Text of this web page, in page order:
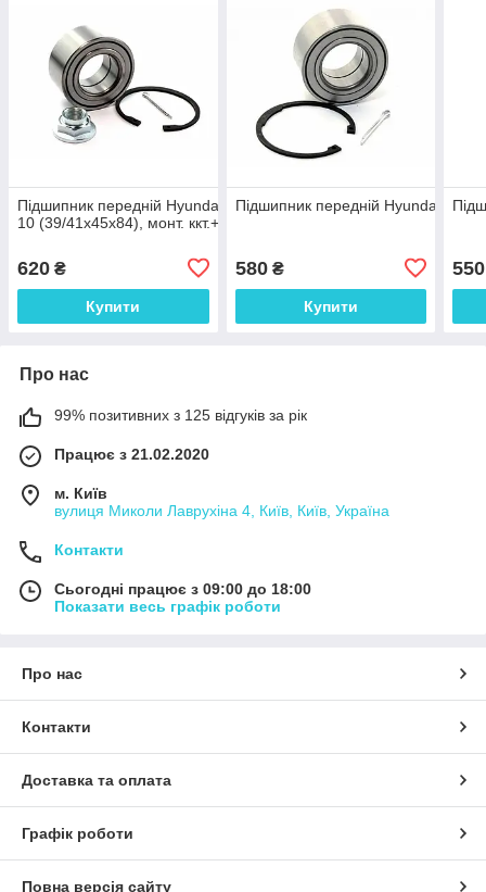
Підшипник передній Hyundai Santa Fe I, Tucson I, I40, Ix35,
10 (39/41x45x84), монт. ккт.+
620 ₴
Купити
Підшипник передній Hyundai
580₴
Купити
550
Про нас
99% позитивних з 125 відгуків за рік
Працює з 21.02.2020
м. Київ
вулиця Миколи Лаврухіна 4, Київ, Київ, Україна
Контакти
Сьогодні працює з 09:00 до 18:00
Показати весь графік роботи
Про нас
Контакти
Доставка та оплата
Графік роботи
Повна версія сайту